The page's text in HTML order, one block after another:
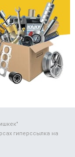
гиперссылка на